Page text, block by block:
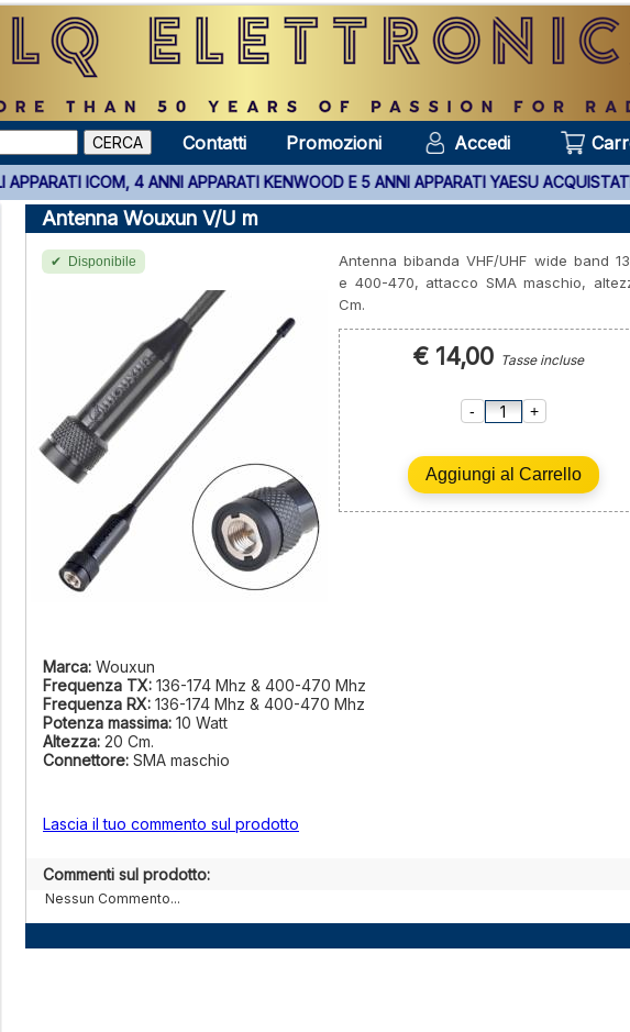
Contatti Promozioni Accedi
GLI APPARATI ICOM, 4 ANNI APPARATI KENWOOD E 5 ANNI APPARATI YAESU
Antenna Wouxun V/U m
Disponibile
Antenna bibanda VHF/UHF wide band
e 400-470, attacco SMA maschio,
Cm.
€ 14,00Tasse incluse
- +
Marca: Wouxun
Frequenza TX: 136-174 Mhz & 400-470 Mhz
Frequenza RX: 136-174 Mhz & 400-470 Mhz
Potenza massima: 10 Watt
Altezza: 20 Cm.
Connettore: SMA maschio
Lascia il tuo commento sul prodotto
Commenti sul prodotto:
Nessun Commento...